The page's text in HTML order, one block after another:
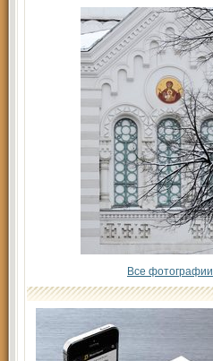
Все фотографии